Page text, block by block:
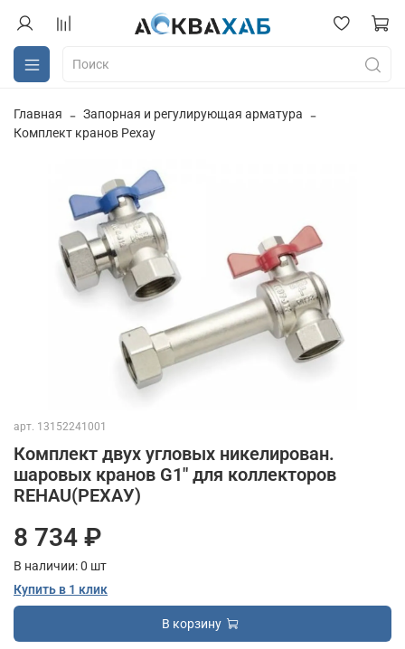
Главная
Запорная и регулирующая арматура
Комплект кранов Рехау
арт. 13152241001
Комплект двух угловых никелирован.
шаровых кранов G1" для коллекторов
REHAU(РЕХАУ)
8 734 ₽
В наличии:0 шт
Купить в 1 клик
В корзину